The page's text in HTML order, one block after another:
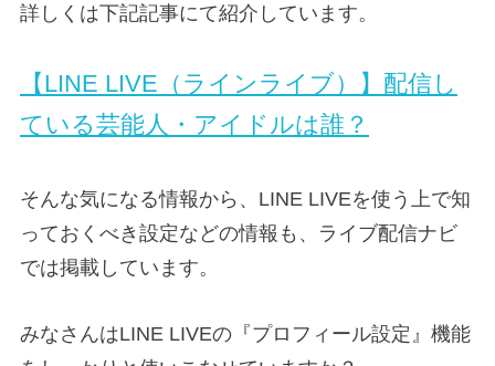
詳しくは下記記事にて紹介しています。
【LINE LIVE（ラインライブ）】配信し
ている芸能人・アイドルは誰？
そんな気になる情報から、LINE LIVEを使う上で知
っておくべき設定などの情報も、ライブ配信ナビ
では掲載しています。
みなさんはLINE LIVEの『プロフィール設定』機能